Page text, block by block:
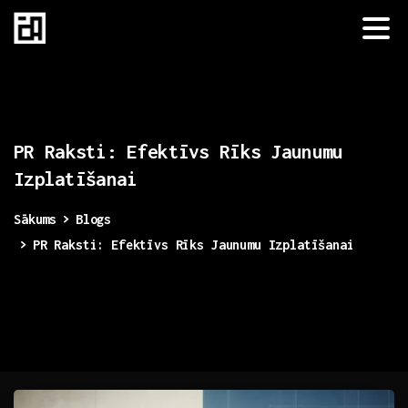
PR Raksti: Efektīvs Rīks Jaunumu
Izplatīšanai
Sākums
Blogs
PR Raksti: Efektīvs Rīks Jaunumu Izplatīšanai